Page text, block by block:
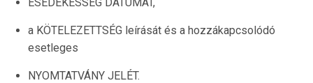
a KÖTELEZETTSÉG leírását és a hozzákapcsolódó
esetleges
NYOMTATVÁNY JELÉT.